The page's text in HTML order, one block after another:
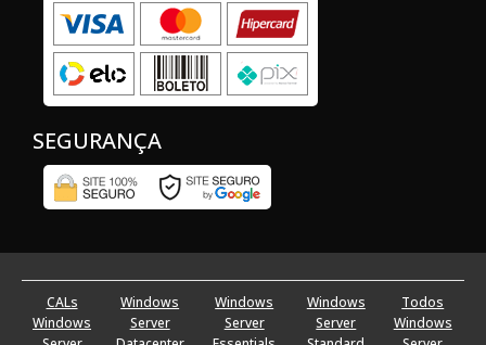
SEGURANÇA
CALs
Windows
Windows
Server
Windows
Server
Windows
Server
Todos
Windows